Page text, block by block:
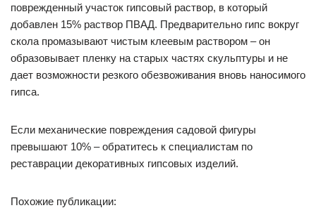
поврежденный участок гипсовый раствор, в который
добавлен 15% раствор ПВАД. Предварительно гипс вокруг
скола промазывают чистым клеевым раствором – он
образовывает пленку на старых частях скульптуры и не
дает возможности резкого обезвоживания вновь наносимого
гипса.
Если механические повреждения садовой фигуры
превышают 10% – обратитесь к специалистам по
реставрации декоративных гипсовых изделий.
Похожие публикации: